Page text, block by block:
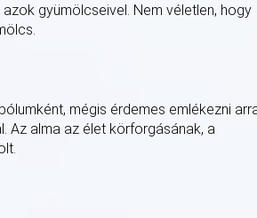
gyümölcseivel. Nem véletlen, hogy
mégis érdemes emlékezni
Az alma az élet körforgásának, a